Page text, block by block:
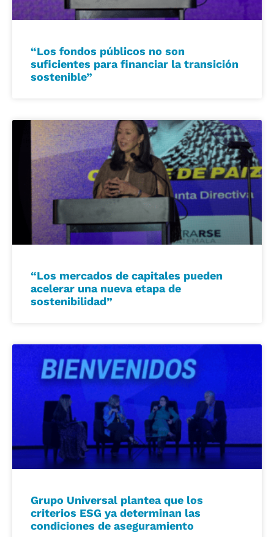
“Los fondos públicos no son
suficientes para financiar la transición
sostenible”
“Los mercados de capitales pueden
acelerar una nueva etapa de
sostenibilidad”
Grupo Universal plantea que los
criterios ESG ya determinan las
condiciones de aseguramiento